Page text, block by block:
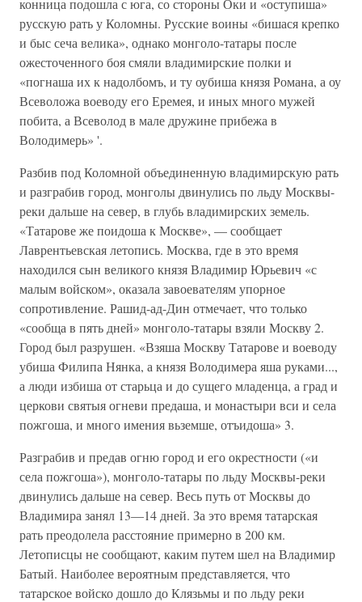
конница подошла с юга, со стороны Оки и «оступиша»
русскую рать у Коломны. Русские воины «бишася крепко
и быс сеча велика», однако монголо-татары после
ожесточенного боя смяли владимирские полки и
«погнаша их к надолбомъ, и ту оубиша князя Романа, а оу
Всеволожа воеводу его Еремея, и иных много мужей
побита, а Всеволод в мале дружине прибежа в
Володимерь» '.
Разбив под Коломной объединенную владимирскую рать
и разграбив город, монголы двинулись по льду Москвы-
реки дальше на север, в глубь владимирских земель.
«Татарове же поидоша к Москве», — сообщает
Лаврентьевская летопись. Москва, где в это время
находился сын великого князя Владимир Юрьевич «с
малым войском», оказала завоевателям упор­ное
сопротивление. Рашид-ад-Дин отмечает, что только
«сообща в пять дней» монголо-татары взяли Москву 2.
Город был разрушен. «Взяша Моск­ву Татарове и воеводу
убиша Филипа Нянка, а князя Володимера яша ру­ками...,
а люди избиша от старьца и до сущего младенца, а град и
церкови святыя огневи предаша, и монастыри вси и села
пожгоша, и много имения вьземше, отъидоша» 3.
Разграбив и предав огню город и его окрестности («и
села пожго­ша»), монголо-татары по льду Москвы-реки
двинулись дальше на север. Весь путь от Москвы до
Владимира занял 13—14 дней. За это время та­тарская
рать преодолела расстояние примерно в 200 км.
Летописцы не со­общают, каким путем шел на Владимир
Батый. Наиболее вероятным пред­ставляется, что
татарское войско дошло до Клязьмы и по льду реки